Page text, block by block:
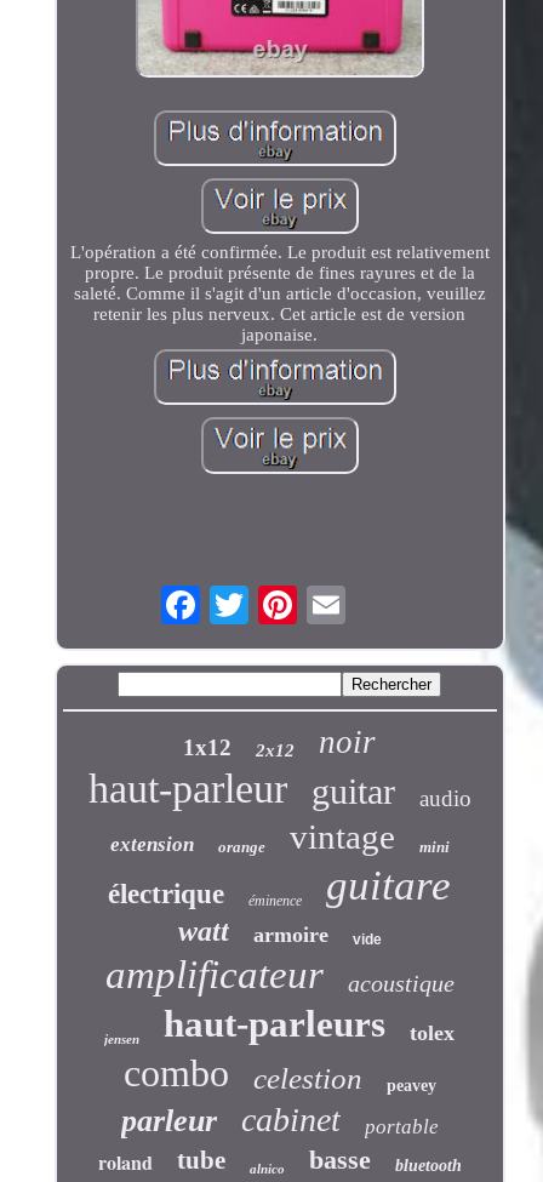
L'opération a été confirmée. Le produit est relativement
propre. Le produit présente de fines rayures et de la
saleté. Comme il s'agit d'un article d'occasion, veuillez
retenir les plus nerveux. Cet article est de version
japonaise.
1x12 2x12 noir
haut-parleur guitar audio
extension orange vintage mini
électrique éminence guitare
watt armoire vide
amplificateur acoustique
jensen haut-parleurs tolex
combo celestion peavey
parleur cabinet portable
roland tube alnico basse bluetooth